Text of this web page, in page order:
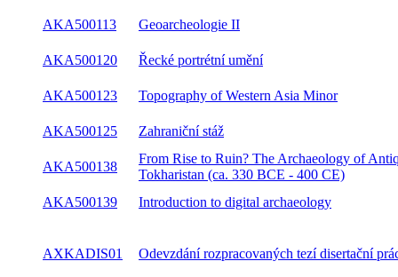
AKA500113 Geoarcheologie II
AKA500120 Řecké portrétní umění
AKA500123 Topography of Western Asia Minor
AKA500125 Zahraniční stáž
AKA500138
From Rise to Ruin? The Archaeology of
Tokharistan (ca. 330 BCE - 400 CE)
AKA500139 Introduction to digital archaeology
AXKADIS01 Odevzdání rozpracovaných tezí disertační